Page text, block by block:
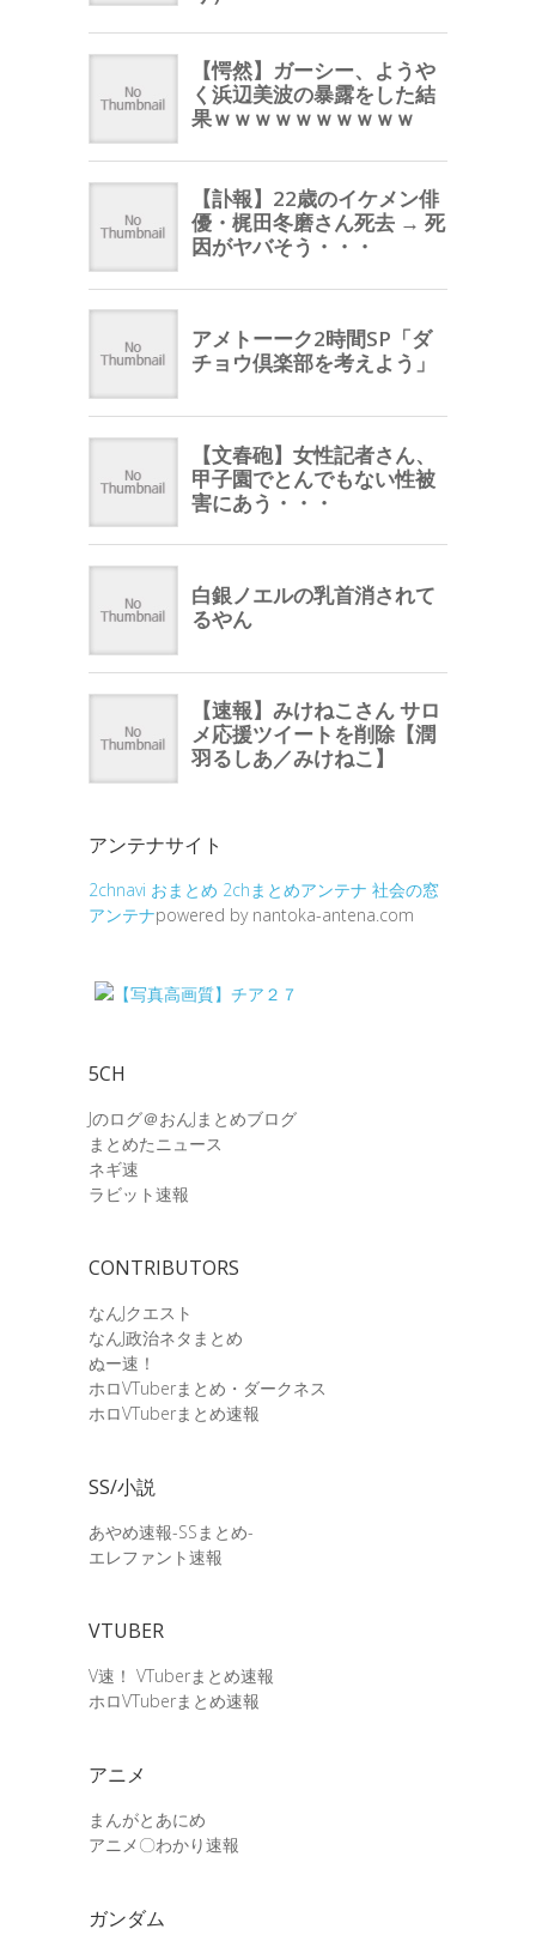
アンテナサイト
2chnavi おまとめ 2chまとめアンテナ 社会の窓
アンテナpowered by nantoka-antena.com
5CH
Jのログ＠おんJまとめブログ
まとめたニュース
ネギ速
ラビット速報
CONTRIBUTORS
なんJクエスト
なんJ政治ネタまとめ
ぬー速！
ホロVTuberまとめ・ダークネス
ホロVTuberまとめ速報
SS/小説
あやめ速報-SSまとめ-
エレファント速報
VTUBER
V速！ VTuberまとめ速報
ホロVTuberまとめ速報
アニメ
まんがとあにめ
アニメ〇わかり速報
ガンダム